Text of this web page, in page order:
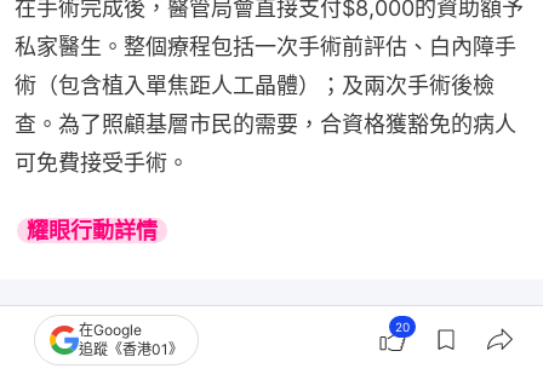
在手術完成後，醫管局會直接支付$8,000的資助額予
私家醫生。整個療程包括一次手術前評估、白內障手
術（包含植入單焦距人工晶體）；及兩次手術後檢
查。為了照顧基層市民的需要，合資格獲豁免的病人
可免費接受手術。
耀眼行動詳情
在Google
追蹤《香港01》
20